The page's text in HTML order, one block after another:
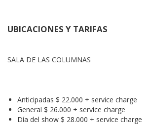
UBICACIONES Y TARIFAS
SALA DE LAS COLUMNAS
Anticipadas $ 22.000 + service charge
General $ 26.000 + service charge
Día del show $ 28.000 + service charge